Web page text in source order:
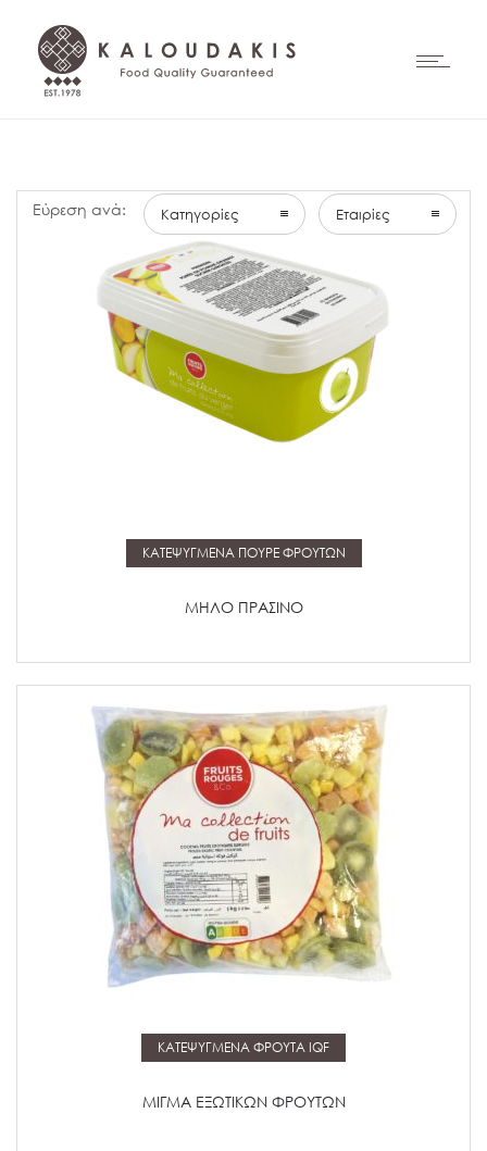
Εύρεση ανά: Κατηγορίες Εταιρίες
Μάθετε περισσότερα
ΚΑΤΕΨΥΓΜΕΝΑ ΠΟΥΡΕ ΦΡΟΥΤΩΝ
ΜΗΛΟ ΠΡΑΣΙΝΟ
Μάθετε περισσότερα
ΚΑΤΕΨΥΓΜΕΝΑ ΦΡΟΥΤΑ IQF
ΜΙΓΜΑ ΕΞΩΤΙΚΩΝ ΦΡΟΥΤΩΝ